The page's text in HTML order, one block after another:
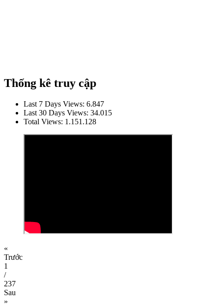
Thống kê truy cập
Last 7 Days Views: 6.847
Last 30 Days Views: 34.015
Total Views: 1.151.128
«
Trước
1
/
237
Sau
»